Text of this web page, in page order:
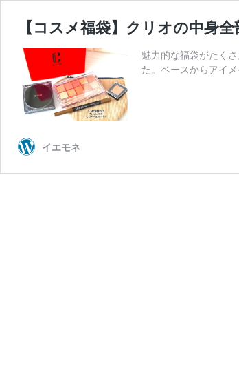
【コスメ福袋】クリオの中身
魅力的な福袋がたく
た。ベースからアイ
イエモネ